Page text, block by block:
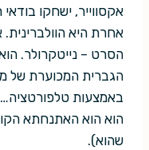
אקסווייר, ישחקו
אחרת היא
הסרט – נייטקרולר.
הגברית המכוערת של
באמצעות טלפורטציה…
הוא הוא האתנחתא
שהוא).